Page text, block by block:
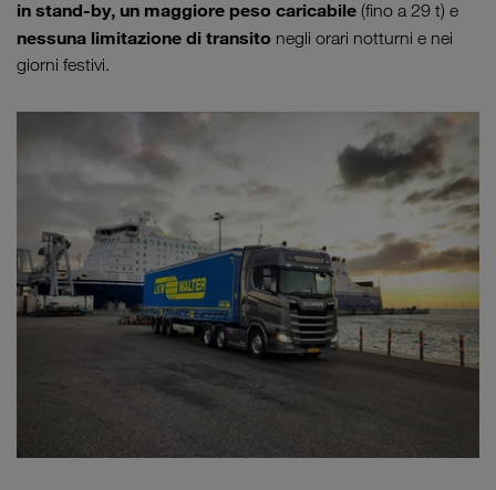
in stand-by, un maggiore peso caricabile (fino a 29 t) e
nessuna limitazione di transito negli orari notturni e nei
giorni festivi.